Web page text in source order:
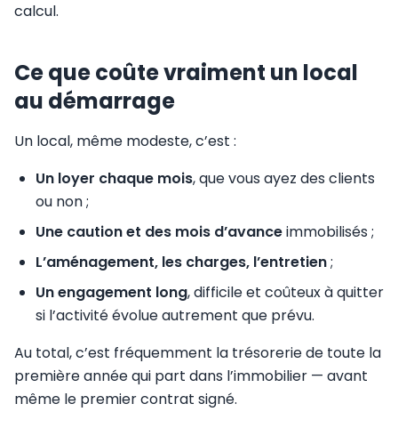
calcul.
Ce que coûte vraiment un local
au démarrage
Un local, même modeste, c’est :
Un loyer chaque mois, que vous ayez des clients
ou non ;
Une caution et des mois d’avanceimmobilisés ;
L’aménagement, les charges, l’entretien;
Un engagement long, difficile et coûteux à quitter
si l’activité évolue autrement que prévu.
Au total, c’est fréquemment la trésorerie de toute la
première année qui part dans l’immobilier — avant
même le premier contrat signé.